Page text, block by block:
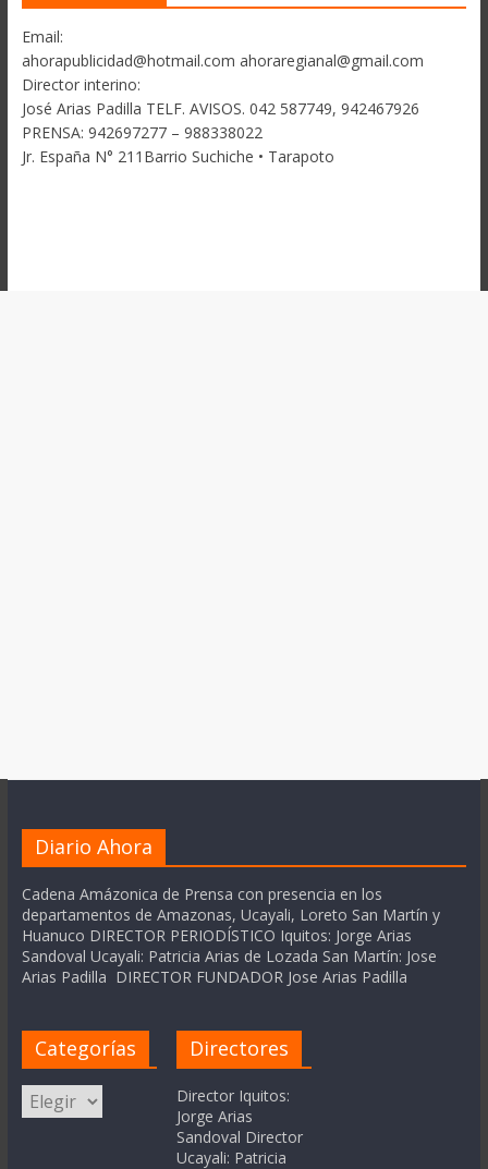
Email:
ahorapublicidad@hotmail.com ahoraregianal@gmail.com
Director interino:
José Arias Padilla TELF. AVISOS. 042 587749, 942467926
PRENSA: 942697277 – 988338022
Jr. España N° 211Barrio Suchiche • Tarapoto
Diario Ahora
Cadena Amázonica de Prensa con presencia en los
departamentos de Amazonas, Ucayali, Loreto San Martín y
Huanuco DIRECTOR PERIODÍSTICO Iquitos: Jorge Arias
Sandoval Ucayali: Patricia Arias de Lozada San Martín: Jose
Arias Padilla DIRECTOR FUNDADOR Jose Arias Padilla
Categorías
Categorías
Directores
Director Iquitos:
Jorge Arias
Sandoval Director
Ucayali: Patricia